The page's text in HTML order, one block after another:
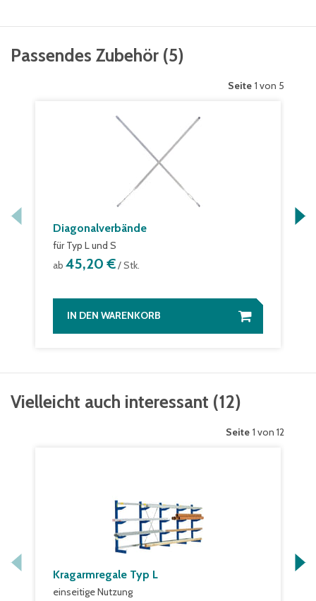
Passendes Zubehör (5)
Seite 1 von 5
Diagonalverbände
für Typ L und S
ab 45,20 €/ Stk.
IN DEN WARENKORB
Vielleicht auch interessant (12)
Seite 1 von 12
Kragarmregale Typ L
einseitige Nutzung